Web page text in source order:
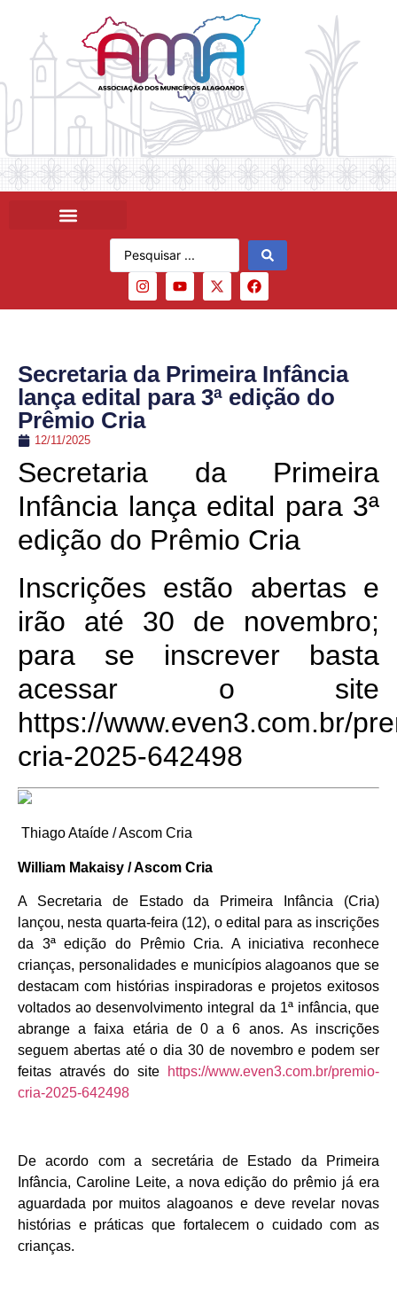
Secretaria da Primeira Infância
lança edital para 3ª edição do
Prêmio Cria
12/11/2025
Secretaria da Primeira
Infância lança edital para 3ª
edição do Prêmio Cria
Inscrições estão abertas e
irão até 30 de novembro;
para se inscrever basta
acessar o site
https://www.even3.com.br/
cria-2025-642498
Thiago Ataíde / Ascom Cria
William Makaisy / Ascom Cria
A Secretaria de Estado da Primeira Infância (Cria)
lançou, nesta quarta-feira (12), o edital para as inscrições
da 3ª edição do Prêmio Cria. A iniciativa reconhece
crianças, personalidades e municípios alagoanos que se
destacam com histórias inspiradoras e projetos exitosos
voltados ao desenvolvimento integral da 1ª infância, que
abrange a faixa etária de 0 a 6 anos. As inscrições
seguem abertas até o dia 30 de novembro e podem ser
feitas através do site
https://www.even3.com.br/premio-
cria-2025-642498
De acordo com a secretária de Estado da Primeira
Infância, Caroline Leite, a nova edição do prêmio já era
aguardada por muitos alagoanos e deve revelar novas
histórias e práticas que fortalecem o cuidado com as
crianças.